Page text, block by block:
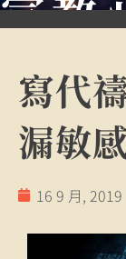
寫代
漏敏
16 9 月, 2019